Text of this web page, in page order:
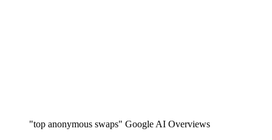
"top anonymous swaps" Google AI Overviews